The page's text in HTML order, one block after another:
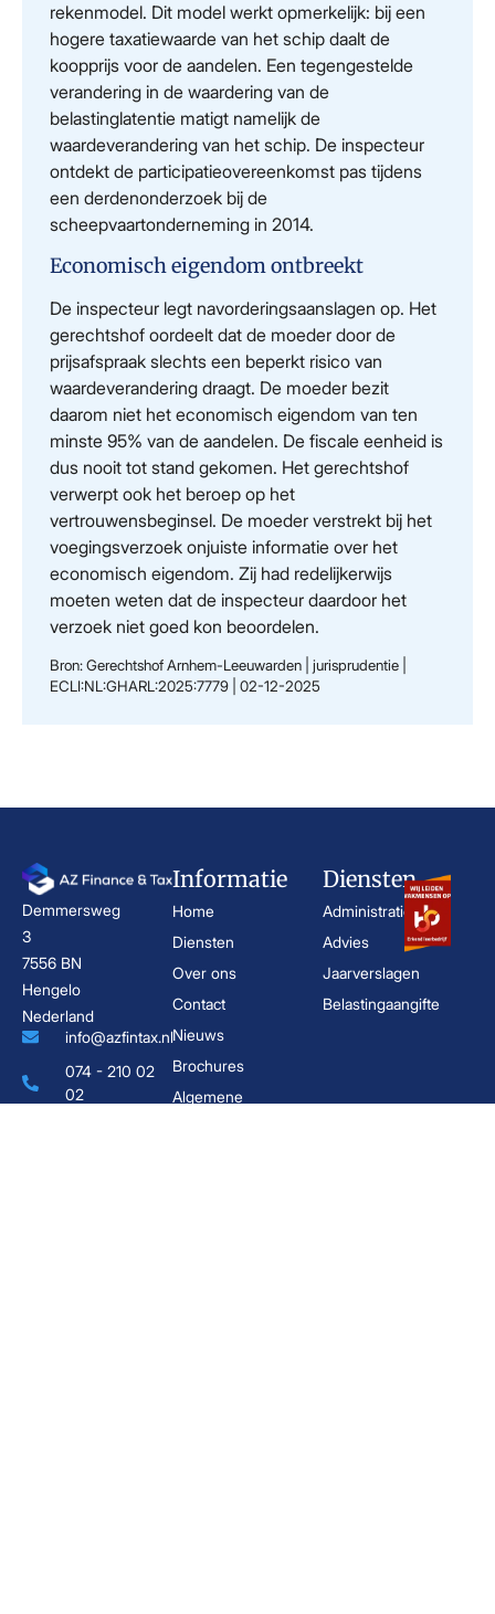
rekenmodel. Dit model werkt opmerkelijk: bij een
hogere taxatiewaarde van het schip daalt de
koopprijs voor de aandelen. Een tegengestelde
verandering in de waardering van de
belastinglatentie matigt namelijk de
waardeverandering van het schip. De inspecteur
ontdekt de participatieovereenkomst pas tijdens
een derdenonderzoek bij de
scheepvaartonderneming in 2014.
Economisch eigendom ontbreekt
De inspecteur legt navorderingsaanslagen op. Het
gerechtshof oordeelt dat de moeder door de
prijsafspraak slechts een beperkt risico van
waardeverandering draagt. De moeder bezit
daarom niet het economisch eigendom van ten
minste 95% van de aandelen. De fiscale eenheid is
dus nooit tot stand gekomen. Het gerechtshof
verwerpt ook het beroep op het
vertrouwensbeginsel. De moeder verstrekt bij het
voegingsverzoek onjuiste informatie over het
economisch eigendom. Zij had redelijkerwijs
moeten weten dat de inspecteur daardoor het
verzoek niet goed kon beoordelen.
Bron: Gerechtshof Arnhem-Leeuwarden | jurisprudentie |
ECLI:NL:GHARL:2025:7779 | 02-12-2025
Demmersweg
3
7556 BN
Hengelo
Nederland
info@azfintax.nl
074 - 210 02
02
Informatie
Home
Diensten
Over ons
Contact
Nieuws
Brochures
Algemene
Diensten
Administratie
Advies
Jaarverslagen
Belastingaangifte